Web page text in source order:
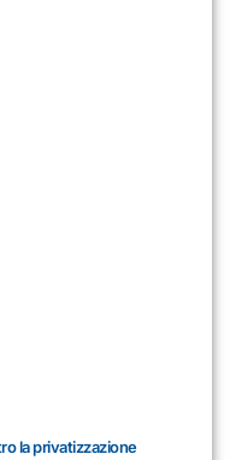
la privatizzazione